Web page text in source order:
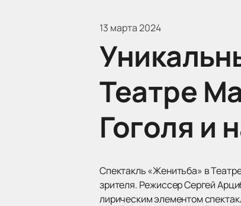
13 марта 2024
Театре
Гоголя и
Спектакль «Женитьба» в
зрителя. Режиссер Сергей
лирическим элементом